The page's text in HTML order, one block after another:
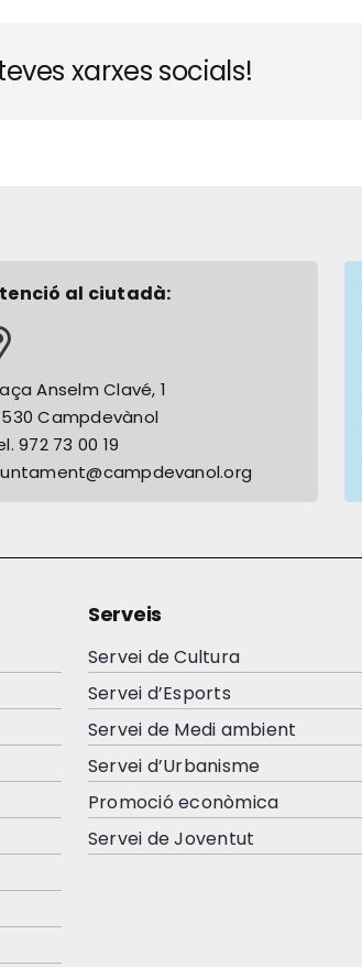
xarxes socials!
al ciutadà:
Anselm Clavé, 1
Campdevànol
972 73 00 19
Serveis
Servei de Cultura
Servei d’Esports
Servei de Medi ambient
Servei d’Urbanisme
Promoció econòmica
Servei de Joventut